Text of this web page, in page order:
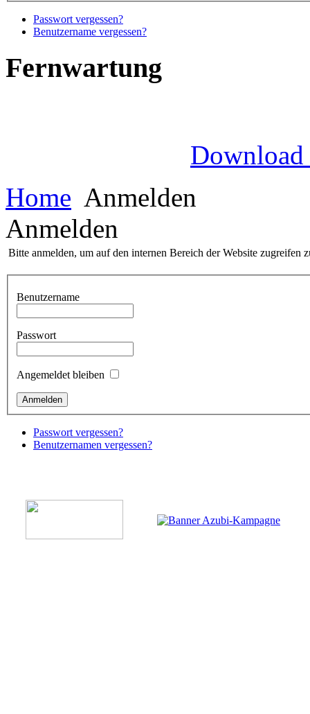
Passwort vergessen?
Benutzername vergessen?
Fernwartung
Download
Home Anmelden
Anmelden
Bitte anmelden, um auf den internen Bereich der Website zugreifen
Benutzername
Passwort
Angemeldet bleiben
Passwort vergessen?
Benutzernamen vergessen?